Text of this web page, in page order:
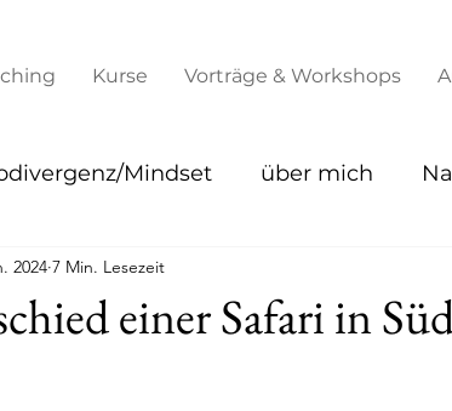
Kurse Vorträge & Workshops
Mindset über mich
einer Safari in
2024 7 Min. Lesezeit